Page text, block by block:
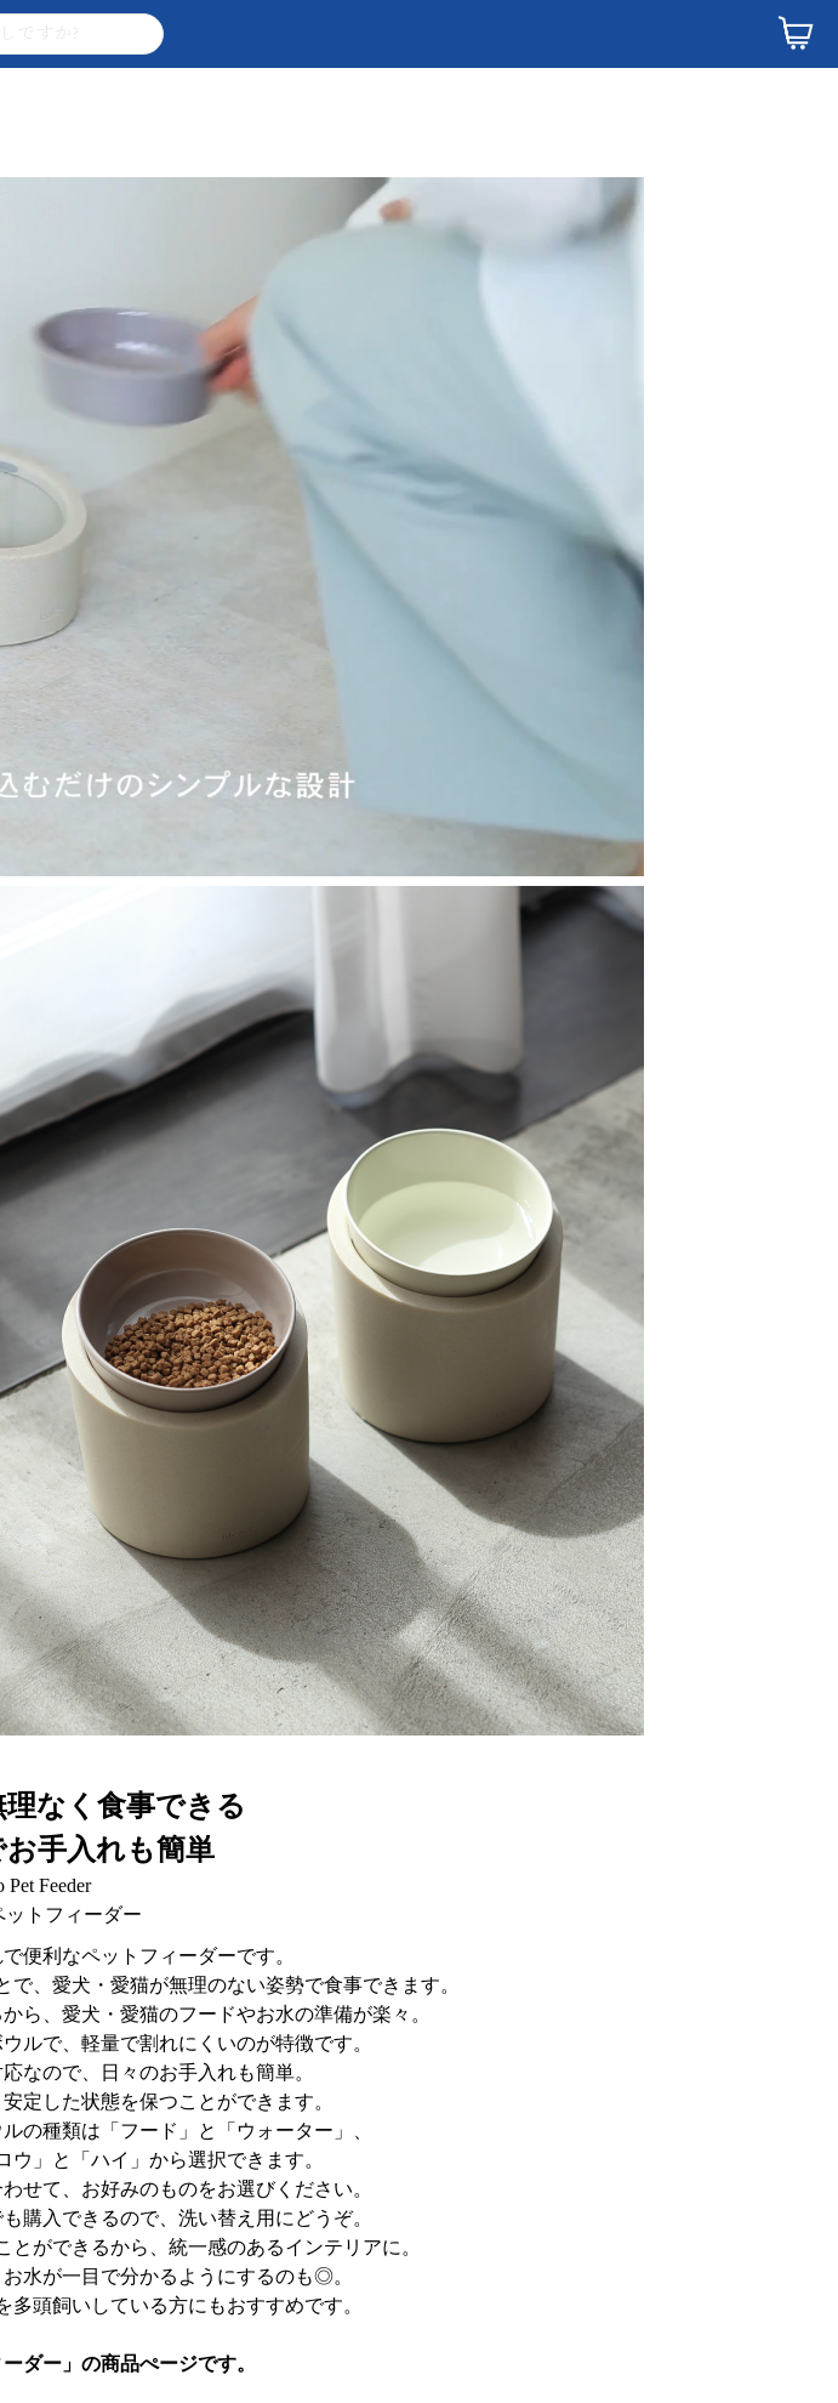
なく食事できる
手入れも簡単
Pet Feeder
ットフィーダー
便利なペットフィーダーです。
、愛犬・愛猫が無理のない姿勢で食事できます。
ら、愛犬・愛猫のフードやお水の準備が楽々。
ルで、軽量で割れにくいのが特徴です。
なので、日々のお手入れも簡単。
定した状態を保つことができます。
の種類は「フード」と「ウォーター」、
」と「ハイ」から選択できます。
せて、お好みのものをお選びください。
購入できるので、洗い替え用にどうぞ。
ができるから、統一感のあるインテリアに。
水が一目で分かるようにするのも◎。
頭飼いしている方にもおすすめです。
ダー」の商品ぺージです。